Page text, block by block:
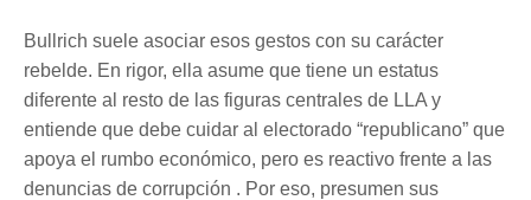
Bullrich suele asociar esos gestos con su carácter
rebelde. En rigor, ella asume que tiene un estatus
diferente al resto de las figuras centrales de LLA y
entiende que debe cuidar al electorado “republicano” que
apoya el rumbo económico, pero es reactivo frente a las
denuncias de corrupción . Por eso, presumen sus